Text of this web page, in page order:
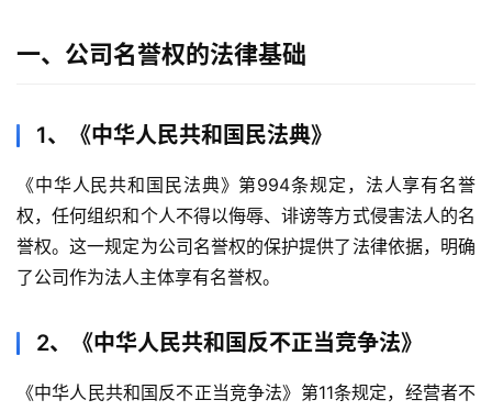
一、公司名誉权的法律基础
1、《中华人民共和国民法典》
《中华人民共和国民法典》第994条规定，法人享有名誉
权，任何组织和个人不得以侮辱、诽谤等方式侵害法人的名
誉权。这一规定为公司名誉权的保护提供了法律依据，明确
了公司作为法人主体享有名誉权。
2、《中华人民共和国反不正当竞争法》
《中华人民共和国反不正当竞争法》第11条规定，经营者不